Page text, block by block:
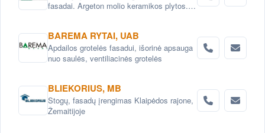
fasadai. Argeton molio keramikos plytos.
Dakobet armuoto betono plokštės. Brucha
daugiasluoksnės plokštės. Dynamic
Bonding System polimeriniai klijai.
apdaila. iconic skin daugiasluoksnės
plokštės su stiklu.
BAREMA RYTAI, UAB
Apdailos grotelės fasadui, išorinė apsauga
nuo saulės, ventiliacinės grotelės
BLIEKORIUS, MB
Stogų, fasadų įrengimas Klaipėdos rajone,
Žemaitijoje